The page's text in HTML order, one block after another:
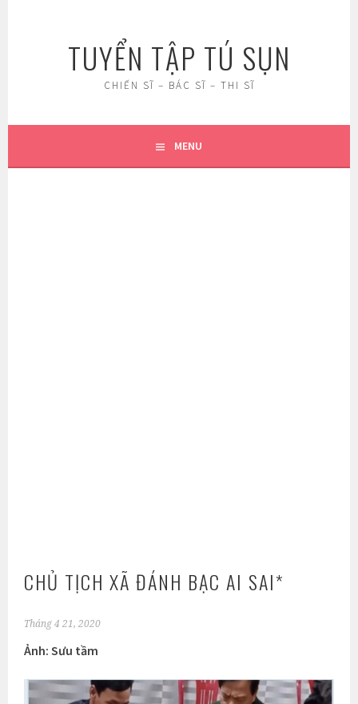
TUYỂN TẬP TÚ SỤN
CHIẾN SĨ – BÁC SĨ – THI SĨ
MENU
CHỦ TỊCH XÃ ĐÁNH BẠC AI SAI*
Tháng 4 21, 2020
Ảnh: Sưu tầm